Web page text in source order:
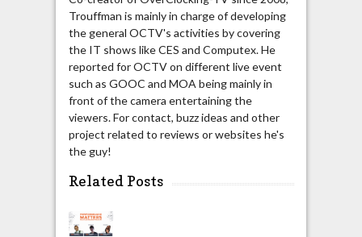
Trouffman is mainly in charge of developing
the general OCTV's activities by covering
the IT shows like CES and Computex. He
reported for OCTV on different live event
such as GOOC and MOA being mainly in
front of the camera entertaining the
viewers. For contact, buzz ideas and other
project related to reviews or websites he's
the guy!
Related Posts